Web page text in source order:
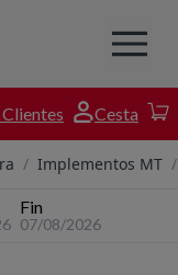
Cesta
/ Implementos MT /
Fin
07/08/2026